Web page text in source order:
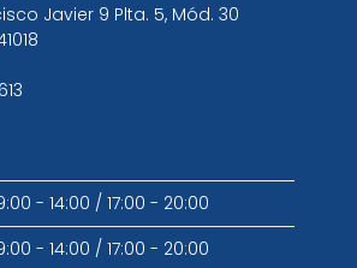
Javier 9 Plta. 5, Mód. 30
- 14:00 / 17:00 - 20:00
- 14:00 / 17:00 - 20:00